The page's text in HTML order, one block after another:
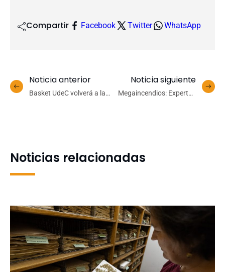
Compartir Facebook Twitter WhatsApp
Noticia anterior
Basket UdeC volverá a la
Noticia siguiente
Megaincendios: Expertos
Noticias relacionadas